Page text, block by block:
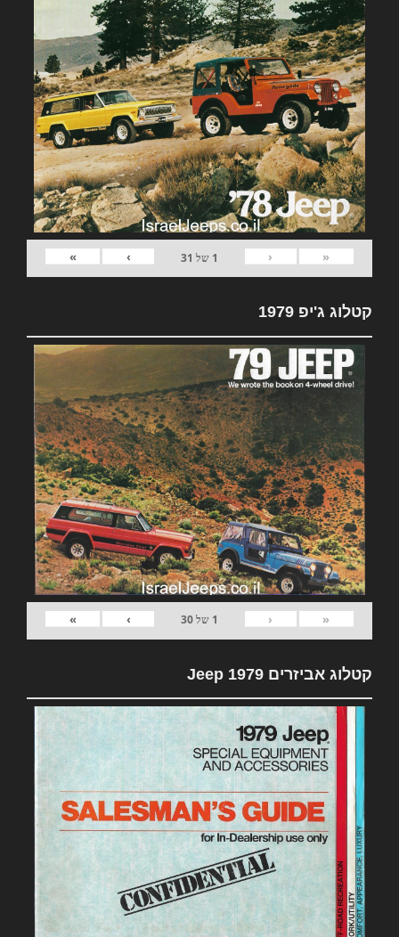
«
‹
1 של 31
›
»
קטלוג ג'יפ 1979
«
‹
1 של30
›
»
קטלוג אביזרים 1979 Jeep